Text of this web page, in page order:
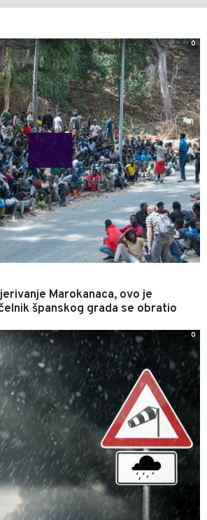
Marokanaca, ovo je
španskog grada se obratio
0
0